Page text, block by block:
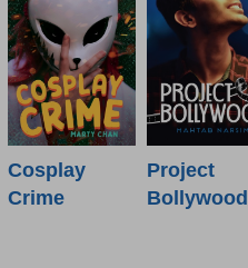
Cosplay
Crime
Project
Bollywood